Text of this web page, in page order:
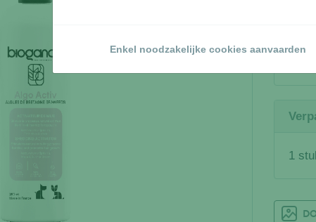
1
Enkel noodzakelijke cookies aanvaarden